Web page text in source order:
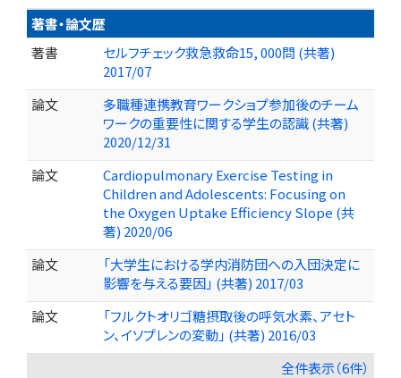
著書・論文歴
著書
セルフチェック救急救命15, 000問 (共著)
2017/07
論文
多職種連携教育ワークショプ参加後のチーム
ワークの重要性に関する学生の認識 (共著)
2020/12/31
論文
Cardiopulmonary Exercise Testing in
Children and Adolescents: Focusing on
the Oxygen Uptake Efficiency Slope (共
著) 2020/06
論文
「大学生における学内消防団への入団決定に
影響を与える要因」 (共著) 2017/03
論文
「フルクトオリゴ糖摂取後の呼気水素、アセト
ン、イソプレンの変動」 (共著) 2016/03
全件表示（6件）